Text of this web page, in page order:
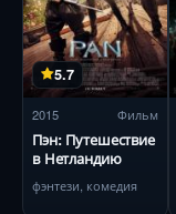
5.7
2015 Фильм
Пэн: Путешествие
в Нетландию
фэнтези, комедия